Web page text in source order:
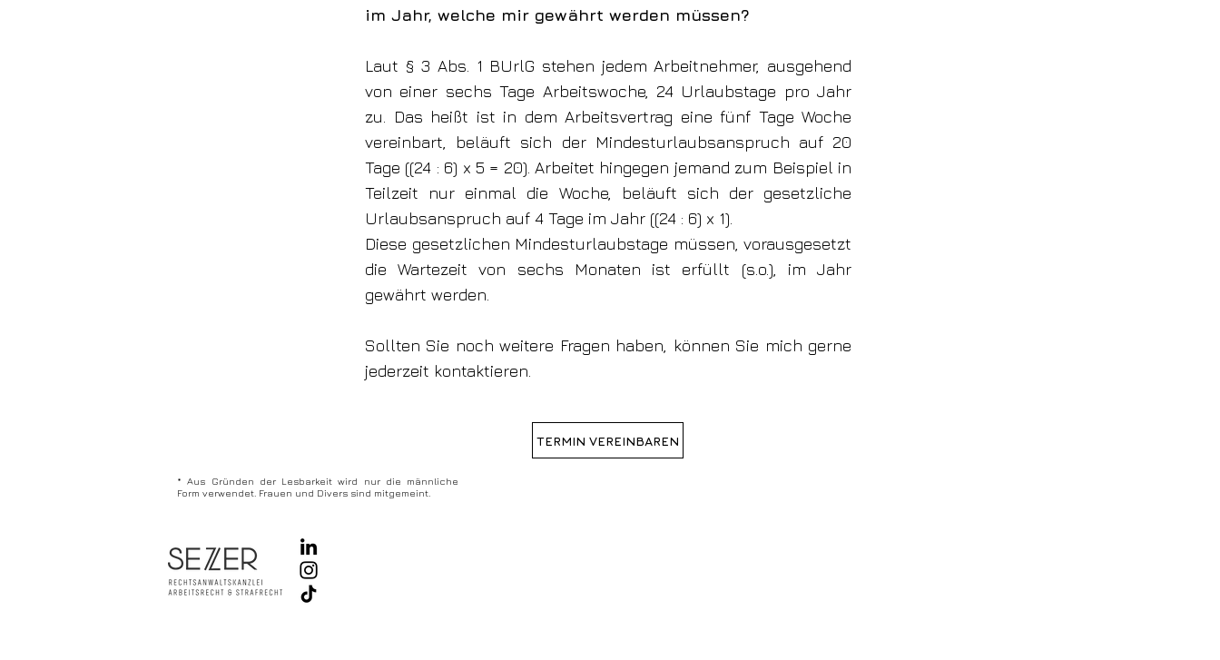
im Jahr, welche mir gewährt werden müssen?
Laut § 3 Abs. 1 BUrlG stehen jedem Arbeitnehmer, ausgehend
von einer sechs Tage Arbeitswoche, 24 Urlaubstage pro Jahr
zu.
Das heißt ist in dem Arbeitsvertrag eine fünf Tage Woche
vereinbart, beläuft sich der Mindesturlaubsanspruch auf 20
Tage ((24 : 6) x 5 = 20). Arbeitet hingegen jemand zum Beispiel in
Teilzeit nur einmal die Woche, beläuft sich der gesetzliche
Urlaubsanspruch auf 4 Tage im Jahr ((24 : 6) x 1).
Diese gesetzlichen Mindesturlaubstage müssen, vorausgesetzt
die Wartezeit von sechs Monaten ist erfüllt (s.o.), im Jahr
gewährt werden.
Sollten Sie noch weitere Fragen haben, können Sie mich gerne
jederzeit kontaktieren.
TERMIN VEREINBAREN
* Aus Gründen der Lesbarkeit wird nur die männliche
Form verwendet. Frauen und Divers sind mitgemeint.